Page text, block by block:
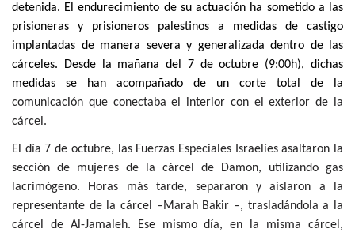
detenida. El endurecimiento de su actuación ha sometido a las
prisioneras y prisioneros palestinos a medidas de castigo
implantadas de manera severa y generalizada dentro de las
cárceles. Desde la mañana del 7 de octubre (9:00h), dichas
medidas se han acompañado de un corte total de la
comunicación que conectaba el interior con el exterior de la
cárcel.
El día 7 de octubre, las Fuerzas Especiales Israelíes asaltaron la
sección de mujeres de la cárcel de Damon, utilizando gas
lacrimógeno. Horas más tarde, separaron y aislaron a la
representante de la cárcel –Marah Bakir –, trasladándola a la
cárcel de Al-Jamaleh. Ese mismo día, en la misma cárcel,